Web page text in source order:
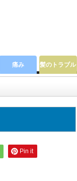
痛み 髪のトラブル
Pin it